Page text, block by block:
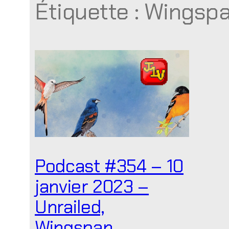
Étiquette :
Podcast #354 – 10
janvier 2023 –
Unrailed,